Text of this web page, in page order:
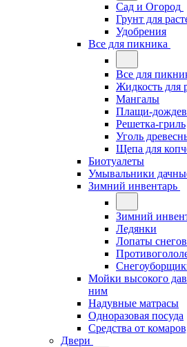
Сад и Огород
Грунт для
Удобрения
Все для пикника
Все для
Жидкость для
Мангалы
Плащи-
Решетка-гриль
Уголь
Щепа для
Биотуалеты
Умывальники
Зимний инвентарь
Зимний
Ледянки
Лопаты
Мойки высокого
ним
Надувные матрасы
Одноразовая посуда
Средства от
Двери